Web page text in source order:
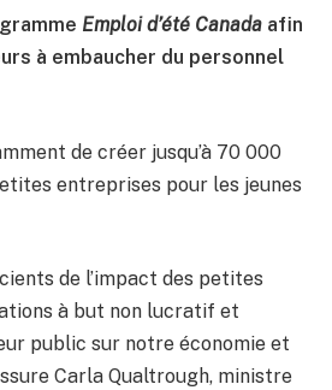
Emploi d’été Canada afin
à embaucher du personnel
de créer jusqu’à 70 000
entreprises pour les jeunes
de l’impact des petites
à but non lucratif et
public sur notre économie et
Carla Qualtrough, ministre